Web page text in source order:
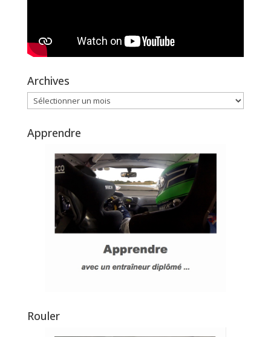
Archives
Archives
Apprendre
Rouler